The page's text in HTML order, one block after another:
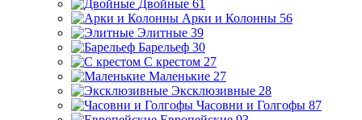
Двойные 61
Арки и Колонны 56
Элитные 39
Барельеф 30
С крестом 27
Маленькие 27
Эксклюзивные 28
Часовни и Голгофы 87